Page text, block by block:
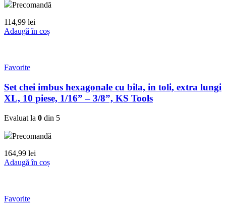
Precomandă
114,99 lei
Adaugă în coș
Favorite
Set chei imbus hexagonale cu bila, in toli, extra lungi
XL, 10 piese, 1/16” – 3/8”, KS Tools
Evaluat la 0 din 5
Precomandă
164,99 lei
Adaugă în coș
Favorite